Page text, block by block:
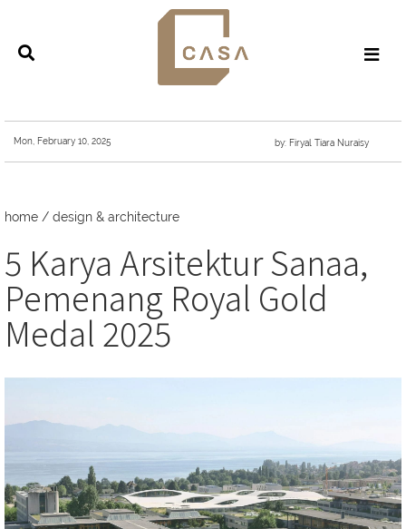
Mon, February 10, 2025 by: Firyal Tiara Nuraisy
home / design & architecture
5 Karya Arsitektur Sanaa,
Pemenang Royal Gold
Medal 2025